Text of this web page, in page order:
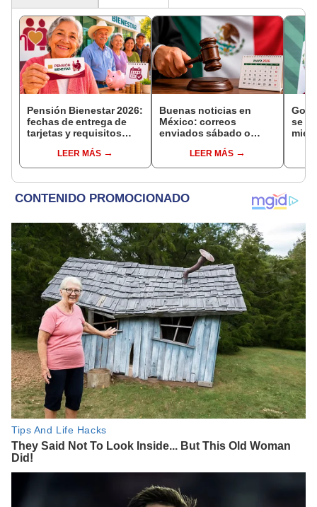
Pensión Bienestar 2026:
fechas de entrega de
tarjetas y requisitos
beneficiarios
LEER MÁS
Buenas noticias en
México: correos
enviados sábado o
amparo serán válidos
desde el siguiente día
LEER MÁS
se